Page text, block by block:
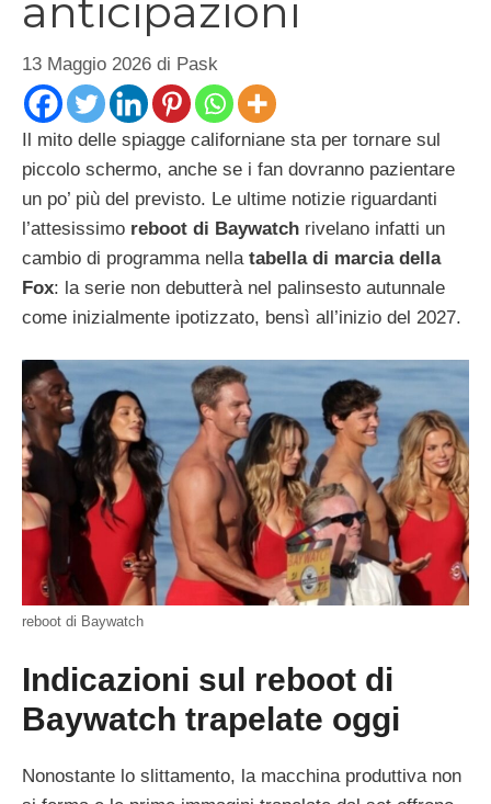
anticipazioni
13 Maggio 2026 di Pask
Il mito delle spiagge californiane sta per tornare sul
piccolo schermo, anche se i fan dovranno pazientare
un po’ più del previsto. Le ultime notizie riguardanti
l’attesissimo reboot di Baywatch rivelano infatti un
cambio di programma nella tabella di marcia della
Fox: la serie non debutterà nel palinsesto autunnale
come inizialmente ipotizzato, bensì all’inizio del 2027.
reboot di Baywatch
Indicazioni sul reboot di
Baywatch trapelate oggi
Nonostante lo slittamento, la macchina produttiva non